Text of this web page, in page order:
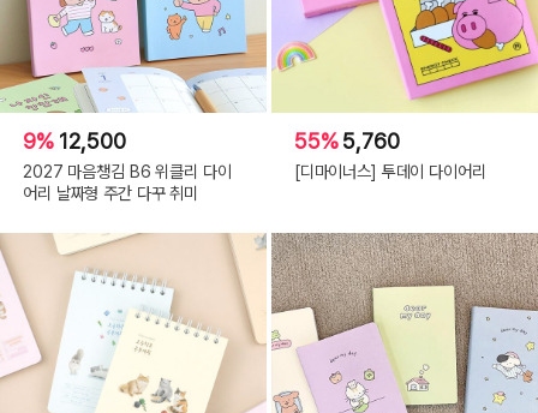
9% 12,500
2027 마음챙김 B6 위클리 다이
어리 날짜형 주간 다꾸 취미
55%5,760
[디마이너스] 투데이 다이어리